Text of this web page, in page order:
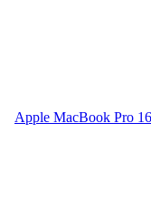
Apple MacBook Pro